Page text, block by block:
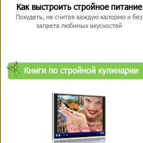
Как выстроить стройное питание
Похудеть, не считая каждую калорию и без
запрета любимых вкусностей
Книги по стройной кулинарии